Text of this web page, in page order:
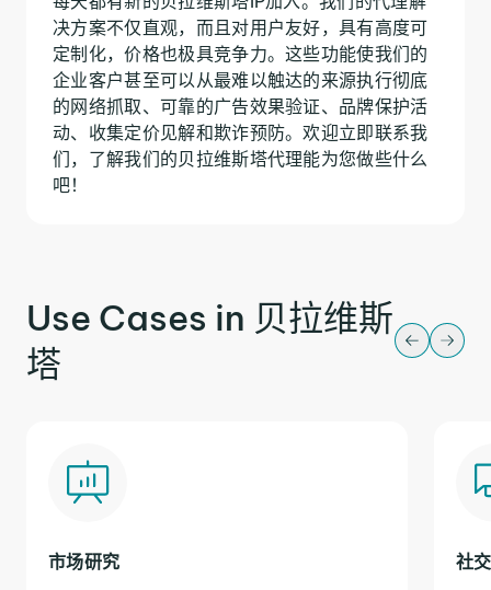
决方案不仅直观，而且对用户友好，具有高度可
定制化，价格也极具竞争力。这些功能使我们的
企业客户甚至可以从最难以触达的来源执行彻底
的网络抓取、可靠的广告效果验证、品牌保护活
动、收集定价见解和欺诈预防。欢迎立即联系我
们，了解我们的贝拉维斯塔代理能为您做些什么
吧！
Use Cases in 贝拉维斯
塔
市场研究 社